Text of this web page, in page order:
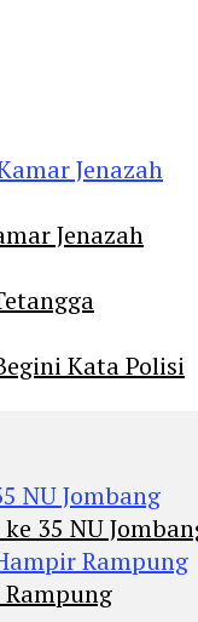
Jenazah
Kata Polisi
35 NU